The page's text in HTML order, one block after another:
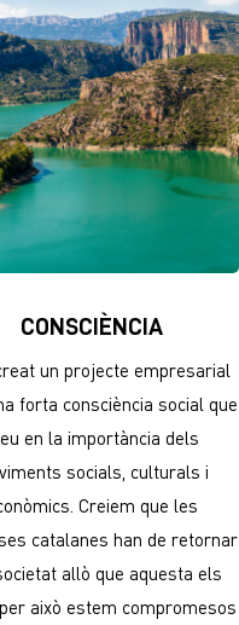
CONSCIÈNCIA
un projecte empresarial
forta consciència social que
en la importància dels
socials, culturals i
Creiem que les
catalanes han de retornar
allò que aquesta els
això estem compromesos